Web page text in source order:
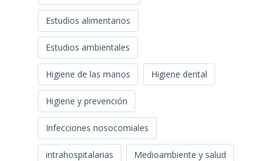
Estudios alimentarios
Estudios ambientales
Higiene de las manos Higiene dental
Higiene y prevención
Infecciones nosocomiales
intrahospitalarias Medioambiente y salud